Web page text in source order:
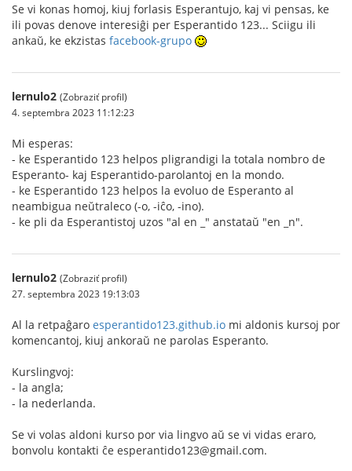
Se vi konas homoj, kiuj forlasis Esperantujo, kaj vi pensas, ke
ili povas denove interesiĝi per Esperantido 123... Sciigu ili
ankaŭ, ke ekzistas facebook-grupo
lernulo2 (Zobraziť profil)
4. septembra 2023 11:12:23
Mi esperas:
- ke Esperantido 123 helpos pligrandigi la totala nombro de
Esperanto- kaj Esperantido-parolantoj en la mondo.
- ke Esperantido 123 helpos la evoluo de Esperanto al
neambigua neŭtraleco (-o, -iĉo, -ino).
- ke pli da Esperantistoj uzos "al en _" anstataŭ "en _n".
lernulo2 (Zobraziť profil)
27. septembra 2023 19:13:03
Al la retpaĝaro esperantido123.github.io mi aldonis kursoj por
komencantoj, kiuj ankoraŭ ne parolas Esperanto.
Kurslingvoj:
- la angla;
- la nederlanda.
Se vi volas aldoni kurso por via lingvo aŭ se vi vidas eraro,
bonvolu kontakti ĉe esperantido123@gmail.com.